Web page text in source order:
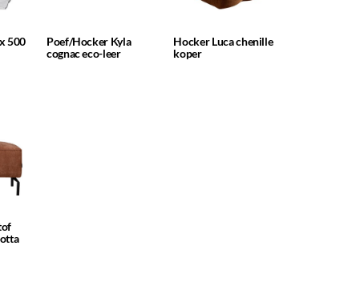
500
Poef/Hocker Kyla
cognac eco-leer
Hocker Luca chenille
koper